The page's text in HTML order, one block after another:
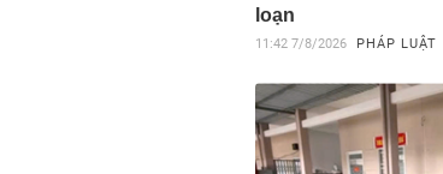
loạn
11:42 7/8/2026 PHÁP LUẬT